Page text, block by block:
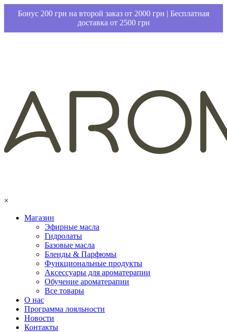
Бонус 200 грн на второй заказ от 2000 грн | Бесплатная
доставка от 2500 грн
×
Магазин
Эфирные масла
Гидролаты
Базовые масла
Бленды & Парфюмы
Функциональные продукты
Аксессуары для ароматерапии
Обучение ароматерапии
Все товары
О нас
Программа лояльности
Новости
Контакты